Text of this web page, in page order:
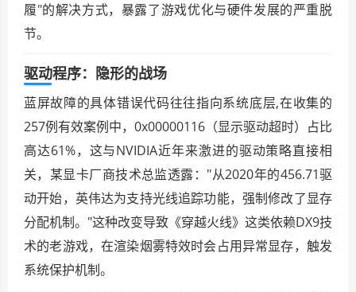
履"的解决方式，暴露了游戏优化与硬件发展的严重脱
节。
驱动程序：隐形的战场
蓝屏故障的具体错误代码往往指向系统底层,在收集的
257例有效案例中，0x00000116（显示驱动超时）占比
高达61%，这与NVIDIA近年来激进的驱动策略直接相
关，某显卡厂商技术总监透露："从2020年的456.71驱
动开始，英伟达为支持光线追踪功能，强制修改了显存
分配机制。"这种改变导致《穿越火线》这类依赖DX9技
术的老游戏，在渲染烟雾特效时会占用异常显存，触发
系统保护机制。